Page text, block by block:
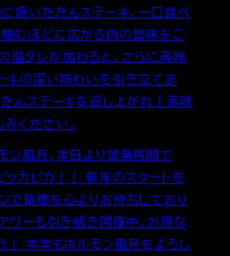
焼いたたんステーキ、一口食べ
むほどに広がる肉の旨味をご
塩ダレが加わると、さらに美味
キの深い味わいを引き立てま
んステーキを召し上がれ！美味
ください。
ン風月、本日より営業再開で
カピカ！！ 新年のスタートを
で皆様を心よりお待ちしており
ワーも引き続き開催中。お得な
！ 本年もホルモン風月をよろし